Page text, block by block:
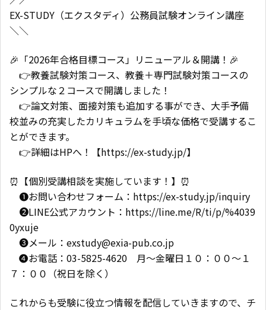
EX-STUDY（エクスタディ）公務員試験オンライン講座
＼＼
🎉「2026年合格目標コース」リニューアル＆開講！🎉
👉教養試験対策コース、教養＋専門試験対策コースの
シンプルな２コースで開講しました！
👉論文対策、面接対策も追加する事ができ、大手予備
校並みの充実したカリキュラムを手頃な価格で受講するこ
とができます。
👉詳細はHPへ！【https://ex-study.jp/】
⏰【個別受講相談を実施しています！】⏰
❶お問い合わせフォーム：https://ex-study.jp/inquiry
❷LINE公式アカウント：https://line.me/R/ti/p/%4039
0yxuje
❸メール：exstudy@exia-pub.co.jp
❹お電話：03-5825-4620 月～金曜日１０：００～１
７：００（祝日を除く）
これからも受験に役立つ情報を配信していきますので、チ